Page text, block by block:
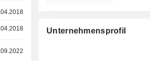
Unternehmensprofil